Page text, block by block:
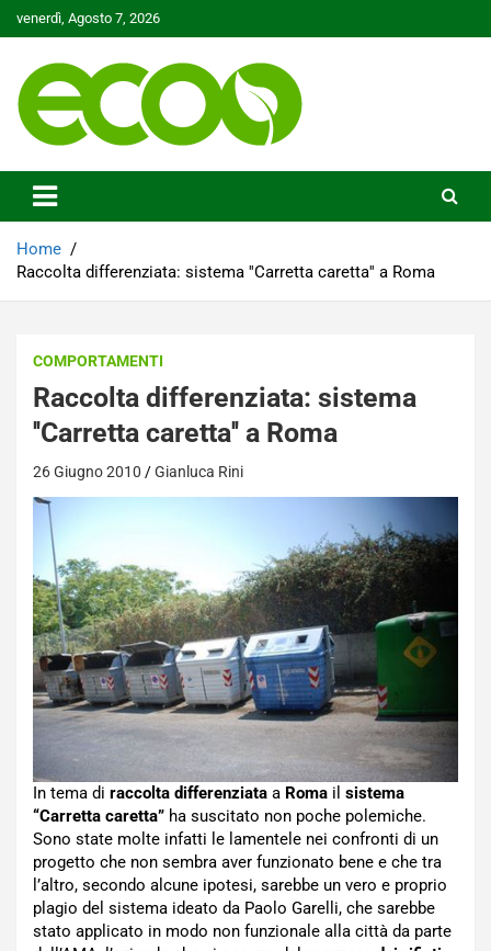
to
venerdì, Agosto 7, 2026
Ecoo.it
Home
Raccolta differenziata: sistema ''Carretta caretta'' a Roma
COMPORTAMENTI
Raccolta differenziata: sistema
''Carretta caretta'' a Roma
26 Giugno 2010 Gianluca Rini
In tema di raccolta differenziata a Roma il sistema
“Carretta caretta” ha suscitato non poche polemiche.
Sono state molte infatti le lamentele nei confronti di un
progetto che non sembra aver funzionato bene e che tra
l’altro, secondo alcune ipotesi, sarebbe un vero e proprio
plagio del sistema ideato da Paolo Garelli, che sarebbe
stato applicato in modo non funzionale alla città da parte